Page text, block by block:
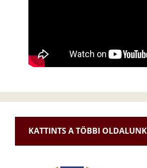
KATTINTS A TÖBBI